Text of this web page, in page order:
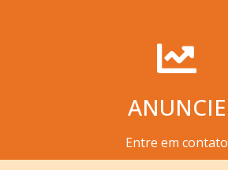
ANUNCIE
Entre em contato